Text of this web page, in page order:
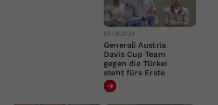
03.09.2024
Generali Austria
Davis Cup Team
gegen die Türkei
steht fürs Erste